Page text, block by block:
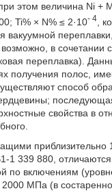
этом величина Ni +
Ti% × N% ≤ 2·10- 4
,
в сочетании
переплавка).
получения полос,
способ
свойства в
приблизительно
1 339 880, отличаются
по включениям
МПа (в